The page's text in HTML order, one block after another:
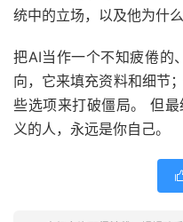
统中的立场，以及他为什么
把AI当作一个不知疲倦的
向，它来填充资料和细节
些选项来打破僵局。 但
义的人，永远是你自己。